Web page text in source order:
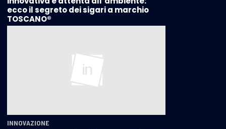
ecco il segreto dei sigari a marchio
TOSCANO®
INNOVAZIONE